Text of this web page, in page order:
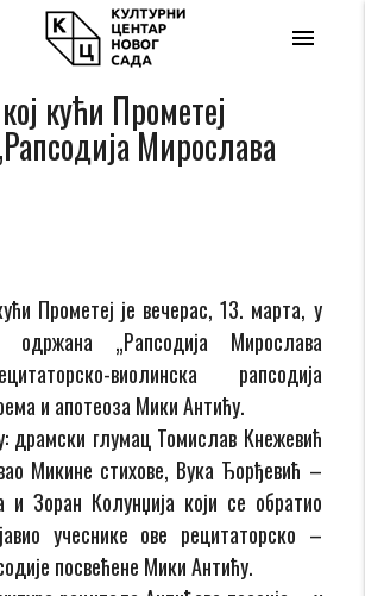
menu
кући Прометеј
Мирослава
Прометеј је вечерас, 13. марта, у
одржана „Рапсодија Мирослава
виолинска рапсодија
и апотеоза Мики Антићу.
драмски глумац Томислав Кнежевић
Микине стихове, Вука Ђорђевић –
и Зоран Колунџија који се обратио
учеснике ове рецитаторско –
посвећене Мики Антићу.